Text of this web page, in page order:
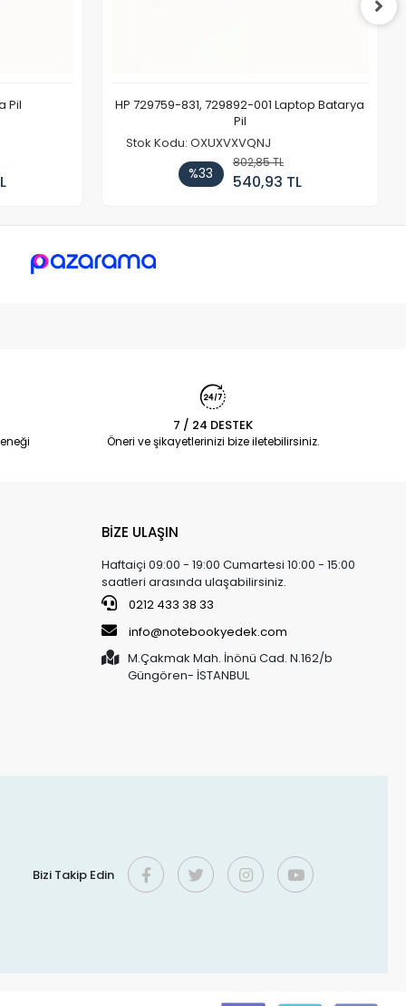
Pil
HP 729759-831, 729892-001 Laptop Batarya
Pil
Stok Kodu: OXUXVXVQNJ
%33
802,85 TL
540,93 TL
7 / 24 DESTEK
Öneri ve şikayetlerinizi bize iletebilirsiniz.
BİZE ULAŞIN
Haftaiçi 09:00 - 19:00 Cumartesi 10:00 - 15:00
saatleri arasında ulaşabilirsiniz.
0212 433 38 33
info@notebookyedek.com
M.Çakmak Mah. İnönü Cad. N.162/b
Güngören- İSTANBUL
Bizi Takip Edin